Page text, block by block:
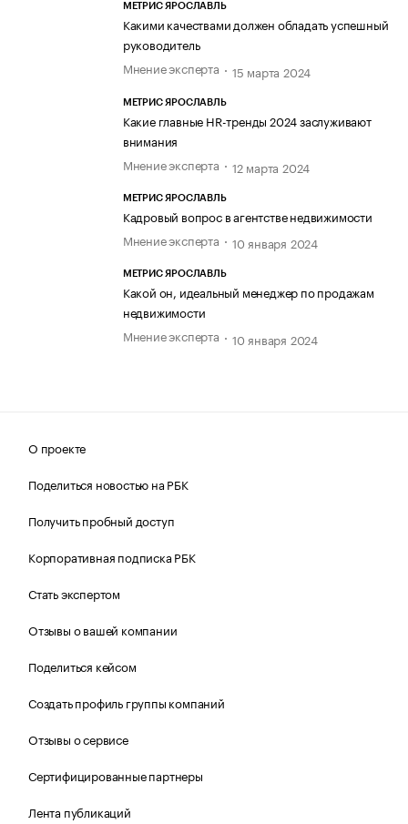
МЕТРИС ЯРОСЛАВЛЬ
Какими качествами должен обладать успешный
руководитель
Мнение эксперта
15 марта 2024
МЕТРИС ЯРОСЛАВЛЬ
Какие главные HR-тренды 2024 заслуживают
внимания
Мнение эксперта
12 марта 2024
МЕТРИС ЯРОСЛАВЛЬ
Кадровый вопрос в агентстве недвижимости
Мнение эксперта
10 января 2024
МЕТРИС ЯРОСЛАВЛЬ
Какой он, идеальный менеджер по продажам
недвижимости
Мнение эксперта
10 января 2024
О проекте
Поделиться новостью на РБК
Получить пробный доступ
Корпоративная подписка РБК
Стать экспертом
Отзывы о вашей компании
Поделиться кейсом
Создать профиль группы компаний
Отзывы о сервисе
Сертифицированные партнеры
Лента публикаций